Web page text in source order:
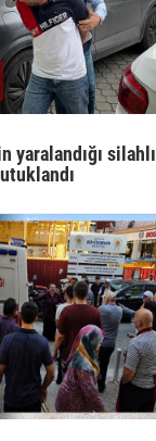
yaralandığı silahlı